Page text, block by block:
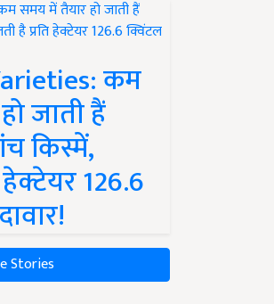
कम
जाती हैं
किस्में,
126.6
Stories